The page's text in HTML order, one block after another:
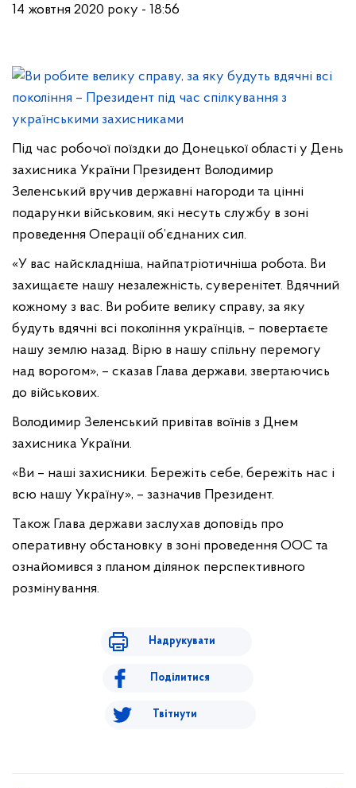
14 жовтня 2020 року - 18:56
Під час робочої поїздки до Донецької області у День
захисника України Президент Володимир
Зеленський вручив державні нагороди та цінні
подарунки військовим, які несуть службу в зоні
проведення Операції об’єднаних сил.
«У вас найскладніша, найпатріотичніша робота. Ви
захищаєте нашу незалежність, суверенітет. Вдячний
кожному з вас. Ви робите велику справу, за яку
будуть вдячні всі покоління українців, – повертаєте
нашу землю назад. Вірю в нашу спільну перемогу
над ворогом», – сказав Глава держави, звертаючись
до військових.
Володимир Зеленський привітав воїнів з Днем
захисника України.
«Ви – наші захисники. Бережіть себе, бережіть нас і
всю нашу Україну», – зазначив Президент.
Також Глава держави заслухав доповідь про
оперативну обстановку в зоні проведення ООС та
ознайомився з планом ділянок перспективного
розмінування.
Надрукувати
Поділитися
Твітнути